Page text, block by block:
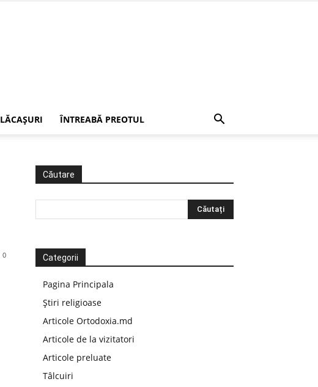
LĂCAŞURI ÎNTREABĂ PREOTUL
0
Căutare
Categorii
Pagina Principala
Știri religioase
Articole Ortodoxia.md
Articole de la vizitatori
Articole preluate
Tâlcuiri